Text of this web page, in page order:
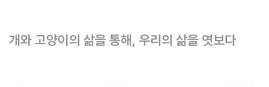
개와 고양이의 삶을 통해, 우리의 삶을 엿보다